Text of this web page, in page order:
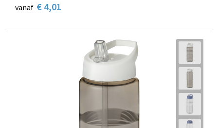
vanaf € 4,01